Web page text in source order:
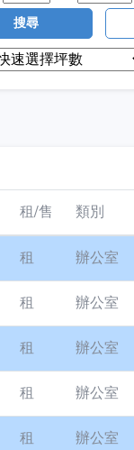
搜尋
租/售 類別
租 辦公室
租 辦公室
租 辦公室
租 辦公室
租 辦公室